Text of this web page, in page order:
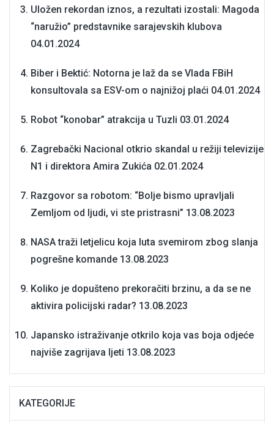
Uložen rekordan iznos, a rezultati izostali: Magoda
“naružio” predstavnike sarajevskih klubova
04.01.2024
Biber i Bektić: Notorna je laž da se Vlada FBiH
konsultovala sa ESV-om o najnižoj plaći 04.01.2024
Robot “konobar” atrakcija u Tuzli 03.01.2024
Zagrebački Nacional otkrio skandal u režiji televizije
N1 i direktora Amira Zukića 02.01.2024
Razgovor sa robotom: “Bolje bismo upravljali
Zemljom od ljudi, vi ste pristrasni” 13.08.2023
NASA traži letjelicu koja luta svemirom zbog slanja
pogrešne komande 13.08.2023
Koliko je dopušteno prekoračiti brzinu, a da se ne
aktivira policijski radar? 13.08.2023
Japansko istraživanje otkrilo koja vas boja odjeće
najviše zagrijava ljeti 13.08.2023
KATEGORIJE